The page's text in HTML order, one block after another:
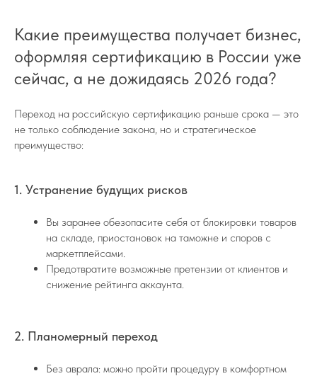
Какие преимущества получает бизнес,
оформляя сертификацию в России уже
сейчас, а не дожидаясь 2026 года?
Переход на российскую сертификацию раньше срока — это
не только соблюдение закона, но и стратегическое
преимущество:
1. Устранение будущих рисков
Вы заранее обезопасите себя от блокировки товаров
на складе, приостановок на таможне и споров с
маркетплейсами.
Предотвратите возможные претензии от клиентов и
снижение рейтинга аккаунта.
2. Планомерный переход
Без аврала: можно пройти процедуру в комфортном